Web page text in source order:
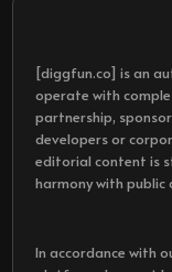
[diggfun.co] is an
operate with
partnership,
developers or
editorial content is
harmony with
In accordance with